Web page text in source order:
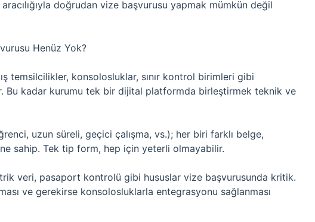
doğrudan vize başvurusu yapmak mümkün değil
Henüz Yok?
temsilcilikler, konsolosluklar, sınır kontrol birimleri gibi
Bu kadar kurumu tek bir dijital platformda birleştirmek teknik ve
uzun süreli, geçici çalışma, vs.); her biri farklı belge,
sahip. Tek tip form, hep için yeterli olmayabilir.
veri, pasaport kontrolü gibi hususlar vize başvurusunda kritik.
ve gerekirse konsolosluklarla entegrasyonu sağlanması